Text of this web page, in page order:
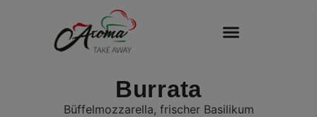
Burrata
Büffelmozzarella, frischer Basilikum